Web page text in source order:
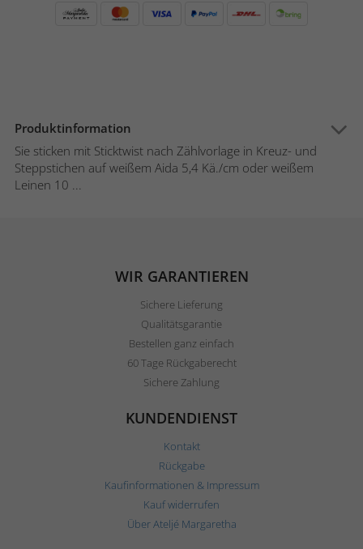
Produktinformation
Sie sticken mit Sticktwist nach Zählvorlage in Kreuz- und
Steppstichen auf weißem Aida 5,4 Kä./cm oder weißem
Leinen 10 ...
WIR GARANTIEREN
Sichere Lieferung
Qualitätsgarantie
Bestellen ganz einfach
60 Tage Rückgaberecht
Sichere Zahlung
KUNDENDIENST
Kontakt
Rückgabe
Kaufinformationen & Impressum
Kauf widerrufen
Über Ateljé Margaretha